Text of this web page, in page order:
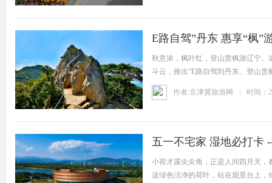
E路自驾”丹东 惠享“枫”
秋意浓，枫叶红，登山赏枫游辽宁。
斗云，推出“E路自驾到丹东、登山
作者:京津冀旅游网 时间：
五一不宅家 湿地必打卡
小荷才露尖尖角，正是人间四月天
这绿色洁净的荷叶，站在观景台上